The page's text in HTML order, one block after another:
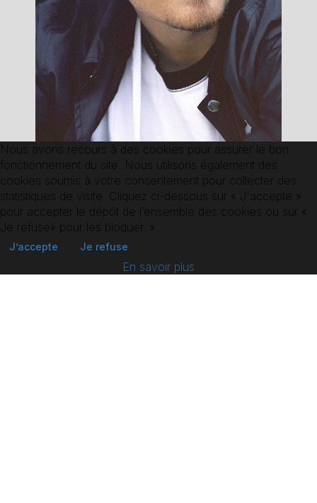
RETOUR AUX
Nous avons recours à des cookies pour assurer le bon
fonctionnement du site. Nous utilisons également des
cookies soumis à votre consentement pour collecter des
statistiques de visite. Cliquez ci-dessous sur « J'accepte »
pour accepter le dépôt de l’ensemble des cookies ou sur «
Je refuse» pour les bloquer. »
J’accepte Je refuse
En savoir plus